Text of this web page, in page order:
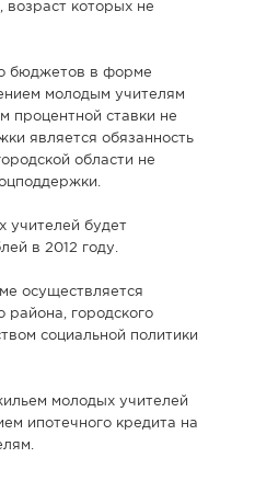
возраст которых не
бюджетов в форме
молодым учителям
процентной ставки не
является обязанность
области не
учителей будет
в 2012 году.
осуществляется
района, городского
социальной политики
молодых учителей
ипотечного кредита на